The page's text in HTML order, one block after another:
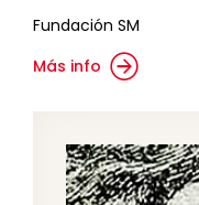
Fundación SM
Más info